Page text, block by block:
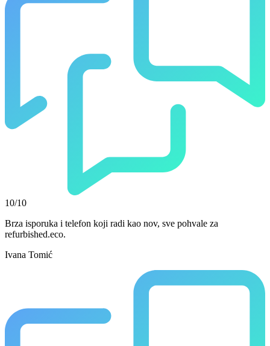
10/10
Brza isporuka i telefon koji radi kao nov, sve pohvale za
refurbished.eco.
Ivana Tomić